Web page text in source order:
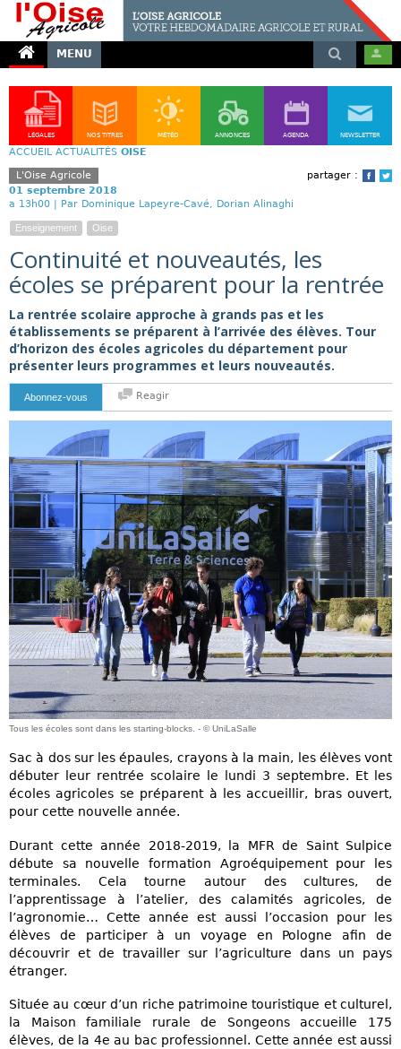
MENU
LÉGALES NOS TITRES MÉTÉO ANNONCES AGENDA NEWSLETTER
ACCUEIL ACTUALITÉS OISE
partager :
L'Oise Agricole
01 septembre 2018
a 13h00 | Par Dominique Lapeyre-Cavé, Dorian Alinaghi
Enseignement Oise
Continuité et nouveautés, les
écoles se préparent pour la rentrée
La rentrée scolaire approche à grands pas et les
établissements se préparent à l’arrivée des élèves. Tour
d’horizon des écoles agricoles du département pour
présenter leurs programmes et leurs nouveautés.
Abonnez-vous Reagir
Tous les écoles sont dans les starting-blocks. - © UniLaSalle
Sac à dos sur les épaules, crayons à la main, les élèves vont
débuter leur rentrée scolaire le lundi 3 septembre. Et les
écoles agricoles se préparent à les accueillir, bras ouvert,
pour cette nouvelle année.
Durant cette année 2018-2019, la MFR de Saint Sulpice
débute sa nouvelle formation Agroéquipement pour les
terminales. Cela tourne autour des cultures, de
l’apprentissage à l’atelier, des calamités agricoles, de
l’agronomie… Cette année est aussi l’occasion pour les
élèves de participer à un voyage en Pologne afin de
découvrir et de travailler sur l’agriculture dans un pays
étranger.
Située au cœur d’un riche patrimoine touristique et culturel,
la Maison familiale rurale de Songeons accueille 175
élèves, de la 4e au bac professionnel. Cette année est aussi